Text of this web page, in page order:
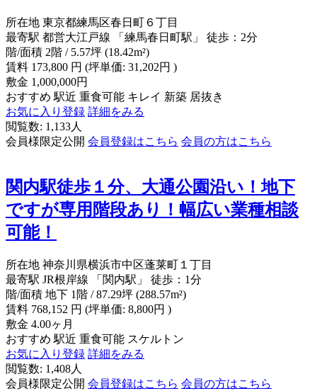
所在地 東京都練馬区春日町６丁目
最寄駅 都営大江戸線 「練馬春日町駅」 徒歩：2分
階/面積 2階 / 5.57坪 (18.42m²)
賃料 173,800 円 (坪単価: 31,202円 )
敷金 1,000,000円
おすすめ 駅近 重食可能 キレイ 新築 居抜き
お気に入り登録 詳細をみる
閲覧数: 1,133人
会員様限定公開 会員登録はこちら 会員の方はこちら
関内駅徒歩１分、大通公園沿い！地下
ですが専用階段あり！幅広い業種相談
可能！
所在地 神奈川県横浜市中区蓬莱町１丁目
最寄駅 JR根岸線 「関内駅」 徒歩：1分
階/面積 地下 1階 / 87.29坪 (288.57m²)
賃料 768,152 円 (坪単価: 8,800円 )
敷金 4.00ヶ月
おすすめ 駅近 重食可能 スケルトン
お気に入り登録 詳細をみる
閲覧数: 1,408人
会員様限定公開 会員登録はこちら 会員の方はこちら